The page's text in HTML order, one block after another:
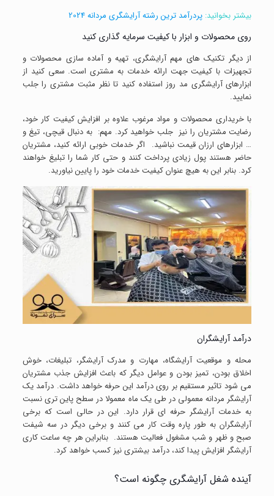
بیشتر بخوانید: پردرآمد ترین رشته آرایشگری مردانه 2024
روی محصولات و ابزار با کیفیت سرمایه گذاری کنید
از دیگر تکنیک های مهم آرایشگری، تهیه و آماده سازی محصولات و
تجهیزات با کیفیت جهت ارائه خدمات به مشتری است. سعی کنید از
ابزارهای آرایشگری مد روز استفاده کنید تا نظر مثبت مشتری را جلب
نمایید.
با خریداری محصولات و مواد مرغوب علاوه بر افزایش کیفیت کار خود،
رضایت مشتریان را نیز جلب خواهید کرد. مهم: به دنبال قیچی، تیغ و
… ابزارهای ارزان قیمت نباشید. اگر خدمات خوبی ارائه کنید، مشتریان
حاضر هستند پول زیادی پرداخت کنند و حتی کار شما را تبلیغ خواهند
کرد. بنابر این به هیچ عنوان کیفیت خدمات خود را پایین نیاورید.
درآمد آرایشگران
محله و موقعیت آرایشگاه، مهارت و مدرک آرایشگر، تبلیغات، خوش
اخلاق بودن، تمیز بودن و عوامل دیگر که باعث افزایش جذب مشتریان
می ‌شود تاثیر مستقیم بر روی درآمد این حرفه خواهد داشت. درآمد یک
آرایشگر مردانه معمولی در طی یک ماه معمولا در سطح پاین تری نسبت
به خدمات آرایشگر حرفه ای قرار دارد. این در حالی است که برخی
آرایشگران به طور پاره وقت کار می کنند و برخی دیگر در سه شیفت
صبح و ظهر و شب مشغول فعالیت هستند. بنابراین هر چه ساعت کاری
آرایشگر افزایش پیدا کند، درآمد بیشتری نیز کسب خواهد کرد.
آینده شغل آرایشگری چگونه است؟